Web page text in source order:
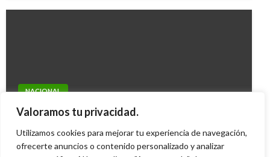
Valoramos tu privacidad.
Utilizamos cookies para mejorar tu experiencia de navegación,
ofrecerte anuncios o contenido personalizado y analizar
NACIONAL
Invías autoriza el cierre de peajes desde esta
Giovanni Alarcón M. martes octubre 13, 2015